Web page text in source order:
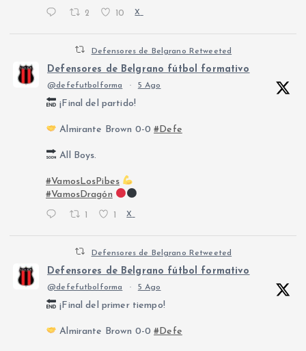
2 10 X
Defensores de Belgrano Retweeted
Defensores de Belgrano fútbol formativo
@defefutbolforma · 5 Ago
¡Final del partido!
Almirante Brown 0-0#Defe
All Boys.
#VamosLosPibes
#VamosDragón
1 1 X
Defensores de Belgrano Retweeted
Defensores de Belgrano fútbol formativo
@defefutbolforma · 5 Ago
¡Final del primer tiempo!
Almirante Brown 0-0#Defe